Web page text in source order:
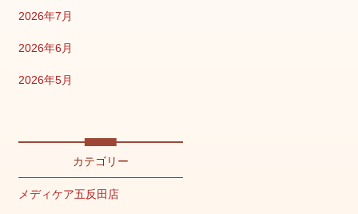
2026年7月
2026年6月
2026年5月
2026年2月
2026年1月
カテゴリー
メディケア五反田店